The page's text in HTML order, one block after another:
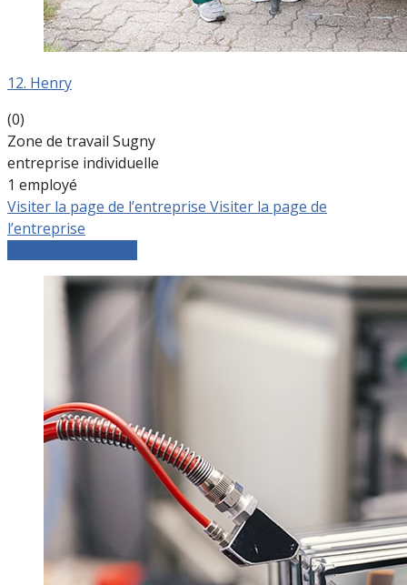
12. Henry
(0)
Zone de travail Sugny
entreprise individuelle
1 employé
Visiter la page de l’entreprise Visiter la page de
l’entreprise